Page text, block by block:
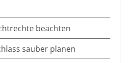
beachten
sauber planen